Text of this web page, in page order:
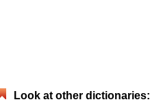
Look at other dictionaries: